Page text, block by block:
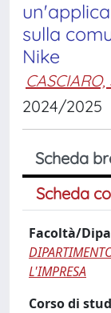
sulla
Nike
2024/2025
Scheda
Scheda
Facoltà/
L'IMPRESA
Corso di